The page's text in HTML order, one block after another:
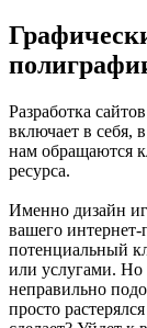
Разработка
включает в себя,
нам обращаются
ресурса.
Именно дизайн
вашего интернет-
потенциальный
или услугами. Но
неправильно
просто